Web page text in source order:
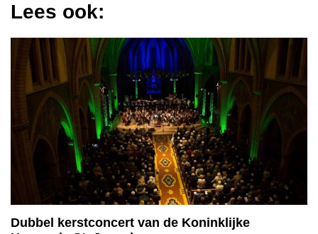
Lees ook:
Dubbel kerstconcert van de Koninklijke